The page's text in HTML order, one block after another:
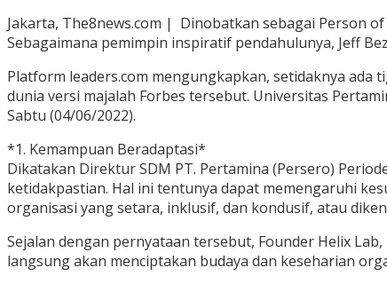
Jakarta, The8news.com | Dinobatkan sebagai Person
Sebagaimana pemimpin inspiratif pendahulunya, Jeff
Platform leaders.com mengungkapkan, setidaknya
dunia versi majalah Forbes tersebut. Universitas
Sabtu (04/06/2022).
*1. Kemampuan Beradaptasi*
Dikatakan Direktur SDM PT. Pertamina (Persero)
ketidakpastian. Hal ini tentunya dapat memengaruhi
organisasi yang setara, inklusif, dan kondusif, atau
Sejalan dengan pernyataan tersebut, Founder Helix
langsung akan menciptakan budaya dan keseharian